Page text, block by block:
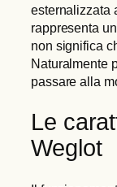
esternalizzata
rappresenta
non significa
Naturalmente
passare alla
Le
Weglot